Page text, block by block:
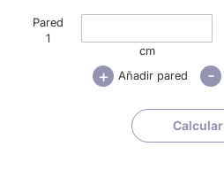
Pared
1
cm
+ Añadir pared -
Calcular